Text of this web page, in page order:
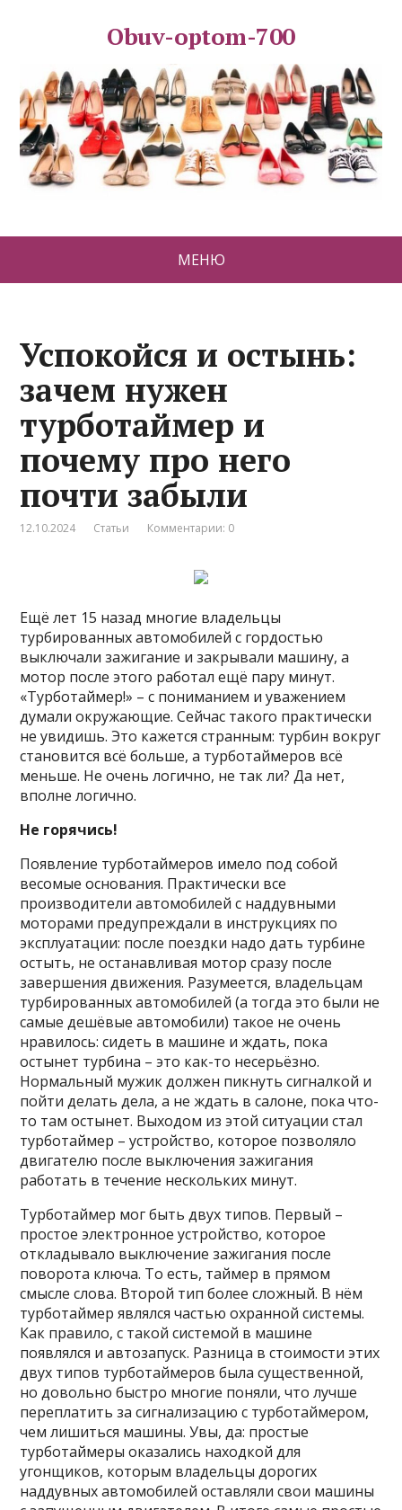
Obuv-optom-700
МЕНЮ
Успокойся и остынь:
зачем нужен
турботаймер и
почему про него
почти забыли
12.10.2024 Статьи Комментарии: 0
Ещё лет 15 назад многие владельцы
турбированных автомобилей с гордостью
выключали зажигание и закрывали машину, а
мотор после этого работал ещё пару минут.
«Турботаймер!» – с пониманием и уважением
думали окружающие. Сейчас такого практически
не увидишь. Это кажется странным: турбин вокруг
становится всё больше, а турботаймеров всё
меньше. Не очень логично, не так ли? Да нет,
вполне логично.
Не горячись!
Появление турботаймеров имело под собой
весомые основания. Практически все
производители автомобилей с наддувными
моторами предупреждали в инструкциях по
эксплуатации: после поездки надо дать турбине
остыть, не останавливая мотор сразу после
завершения движения. Разумеется, владельцам
турбированных автомобилей (а тогда это были не
самые дешёвые автомобили) такое не очень
нравилось: сидеть в машине и ждать, пока
остынет турбина – это как-то несерьёзно.
Нормальный мужик должен пикнуть сигналкой и
пойти делать дела, а не ждать в салоне, пока что-
то там остынет. Выходом из этой ситуации стал
турботаймер – устройство, которое позволяло
двигателю после выключения зажигания
работать в течение нескольких минут.
Турботаймер мог быть двух типов. Первый –
простое электронное устройство, которое
откладывало выключение зажигания после
поворота ключа. То есть, таймер в прямом
смысле слова. Второй тип более сложный. В нём
турботаймер являлся частью охранной системы.
Как правило, с такой системой в машине
появлялся и автозапуск. Разница в стоимости этих
двух типов турботаймеров была существенной,
но довольно быстро многие поняли, что лучше
переплатить за сигнализацию с турботаймером,
чем лишиться машины. Увы, да: простые
турботаймеры оказались находкой для
угонщиков, которым владельцы дорогих
наддувных автомобилей оставляли свои машины